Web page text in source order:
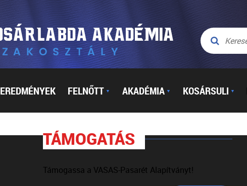
EREDMÉNYEK FELNŐTT ▼ AKADÉMIA ▼ KOSÁRSULI ▼
TÁMOGATÁS
Támogassa a VASAS-Pasarét Alapítványt!